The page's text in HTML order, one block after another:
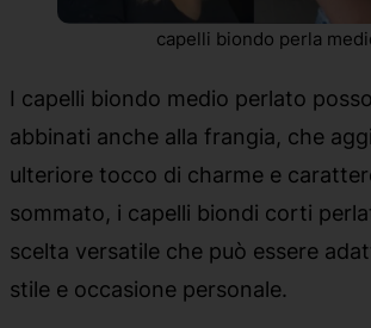
capelli biondo perla
I capelli biondo medio perlato
abbinati anche alla frangia, che
ulteriore tocco di charme e
sommato, i capelli biondi corti
scelta versatile che può essere
stile e occasione personale.